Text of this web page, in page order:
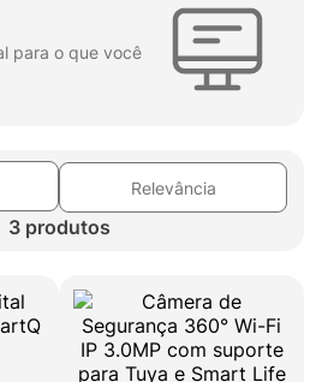
para o que você
Relevância
3 produtos